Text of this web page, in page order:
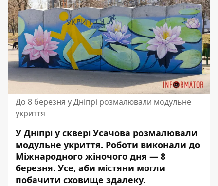
До 8 березня у Дніпрі розмалювали модульне
укриття
У Дніпрі у сквері Усачова розмалювали
модульне укриття. Роботи виконали до
Міжнародного жіночого дня — 8
березня. Усе, аби містяни могли
побачити сховище здалеку.